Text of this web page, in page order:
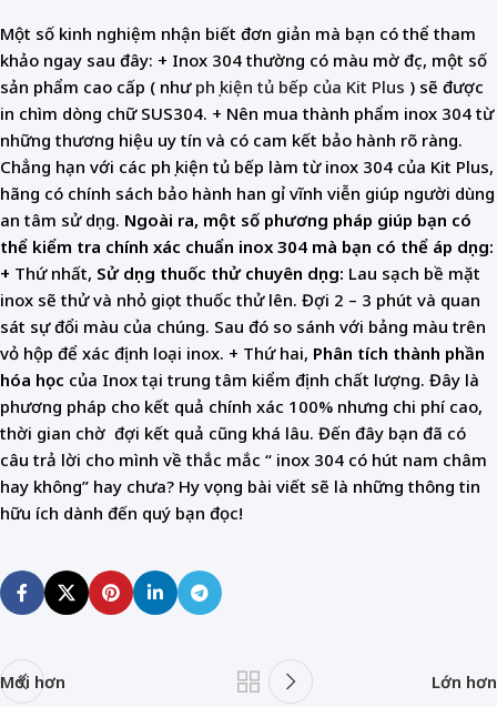
Một số kinh nghiệm nhận biết đơn giản mà bạn có thể tham
khảo ngay sau đây: + Inox 304 thường có màu mờ đục, một số
sản phẩm cao cấp ( như phụ kiện tủ bếp của Kit Plus ) sẽ được
in chìm dòng chữ SUS304. + Nên mua thành phẩm inox 304 từ
những thương hiệu uy tín và có cam kết bảo hành rõ ràng.
Chẳng hạn với các phụ kiện tủ bếp làm từ inox 304 của Kit Plus,
hãng có chính sách bảo hành han gỉ vĩnh viễn giúp người dùng
an tâm sử dụng. Ngoài ra, một số phương pháp giúp bạn có
thể kiểm tra chính xác chuẩn inox 304 mà bạn có thể áp dụng:
+ Thứ nhất, Sử dụng thuốc thử chuyên dụng: Lau sạch bề mặt
inox sẽ thử và nhỏ giọt thuốc thử lên. Đợi 2 – 3 phút và quan
sát sự đổi màu của chúng. Sau đó so sánh với bảng màu trên
vỏ hộp để xác định loại inox. + Thứ hai, Phân tích thành phần
hóa học của Inox tại trung tâm kiểm định chất lượng. Đây là
phương pháp cho kết quả chính xác 100% nhưng chi phí cao,
thời gian chờ đợi kết quả cũng khá lâu. Đến đây bạn đã có
câu trả lời cho mình về thắc mắc “ inox 304 có hút nam châm
hay không” hay chưa? Hy vọng bài viết sẽ là những thông tin
hữu ích dành đến quý bạn đọc!
Mới hơn Lớn hơn